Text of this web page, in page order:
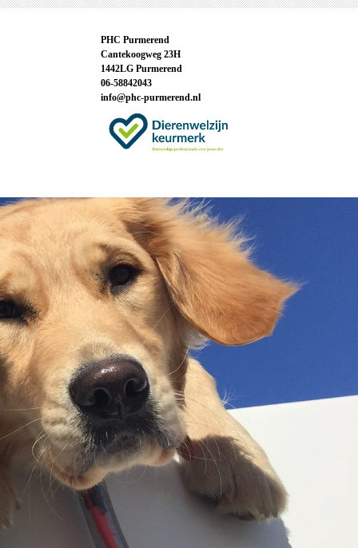
PHC Purmerend
Cantekoogweg 23H
1442LG Purmerend
06-58842043
info@phc-purmerend.nl